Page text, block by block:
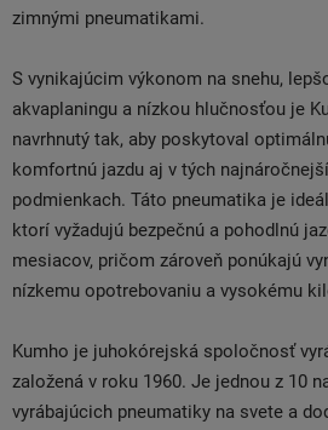
zimnými pneumatikami.
S vynikajúcim výkonom na snehu,
akvaplaningu a nízkou hlučnosťou je
navrhnutý tak, aby poskytoval
komfortnú jazdu aj v tých
podmienkach. Táto pneumatika je
ktorí vyžadujú bezpečnú a pohodlnú
mesiacov, pričom zároveň ponúkajú
nízkemu opotrebovaniu a vysokému
Kumho je juhokórejská spoločnosť
založená v roku 1960. Je jednou z 10
vyrábajúcich pneumatiky na svete a